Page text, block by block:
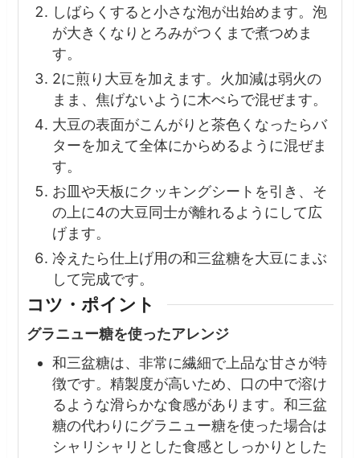
しばらくすると小さな泡が出始めます。泡
が大きくなりとろみがつくまで煮つめま
す。
2に煎り大豆を加えます。火加減は弱火の
まま、焦げないように木べらで混ぜます。
大豆の表面がこんがりと茶色くなったらバ
ターを加えて全体にからめるように混ぜま
す。
お皿や天板にクッキングシートを引き、そ
の上に4の大豆同士が離れるようにして広
げます。
冷えたら仕上げ用の和三盆糖を大豆にまぶ
して完成です。
コツ・ポイント
グラニュー糖を使ったアレンジ
和三盆糖は、非常に繊細で上品な甘さが特
徴です。精製度が高いため、口の中で溶け
るような滑らかな食感があります。和三盆
糖の代わりにグラニュー糖を使った場合は
シャリシャリとした食感としっかりとした